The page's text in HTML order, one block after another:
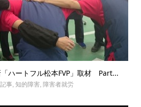
ハートフル松本FVP」取材 Part...
事, 知的障害, 障害者就労